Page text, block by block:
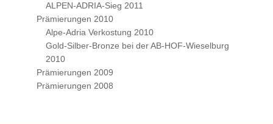
ALPEN-ADRIA-Sieg 2011
Prämierungen 2010
Alpe-Adria Verkostung 2010
Gold-Silber-Bronze bei der AB-HOF-Wieselburg
2010
Prämierungen 2009
Prämierungen 2008